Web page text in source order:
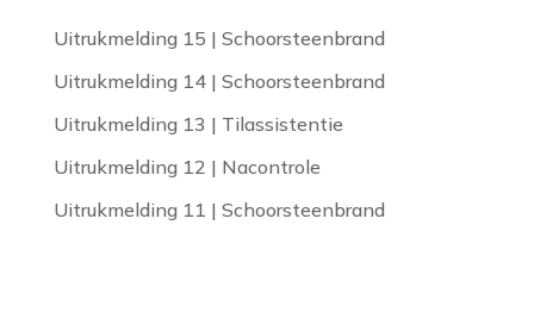
Uitrukmelding 15 | Schoorsteenbrand
Uitrukmelding 14 | Schoorsteenbrand
Uitrukmelding 13 | Tilassistentie
Uitrukmelding 12 | Nacontrole
Uitrukmelding 11 | Schoorsteenbrand